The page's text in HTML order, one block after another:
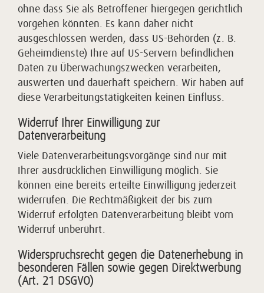
ohne dass Sie als Betroffener hiergegen gerichtlich
vorgehen könnten. Es kann daher nicht
ausgeschlossen werden, dass US-Behörden (z. B.
Geheimdienste) Ihre auf US-Servern befindlichen
Daten zu Überwachungszwecken verarbeiten,
auswerten und dauerhaft speichern. Wir haben auf
diese Verarbeitungstätigkeiten keinen Einfluss.
Widerruf Ihrer Einwilligung zur
Datenverarbeitung
Viele Datenverarbeitungsvorgänge sind nur mit
Ihrer ausdrücklichen Einwilligung möglich. Sie
können eine bereits erteilte Einwilligung jederzeit
widerrufen. Die Rechtmäßigkeit der bis zum
Widerruf erfolgten Datenverarbeitung bleibt vom
Widerruf unberührt.
Widerspruchsrecht gegen die Datenerhebung in
besonderen Fällen sowie gegen Direktwerbung
(Art. 21 DSGVO)